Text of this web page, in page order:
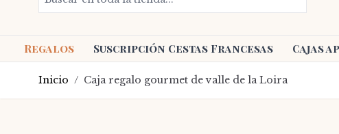
Regalos Suscripción Cestas Francesas Cajas
Inicio / Caja regalo gourmet de valle de la Loira